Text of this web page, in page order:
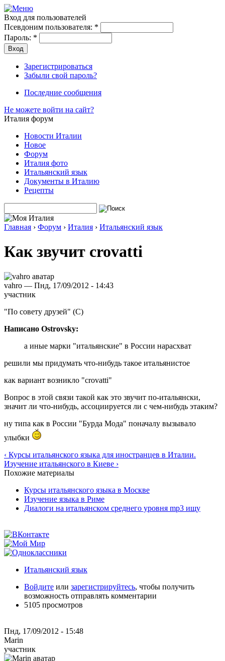
Вход для пользователей
Псевдоним пользователя: *
Пароль: *
Зарегистрироваться
Забыли свой пароль?
Последние сообщения
Не можете войти на сайт?
Италия форум
Новости Италии
Новое
Форум
Италия фото
Итальянский язык
Документы в Италию
Рецепты
Главная › Форум › Италия › Итальянский язык
Как звучит crovatti
vahro — Пнд, 17/09/2012 - 14:43
участник
"По совету друзей" (С)
Написано Ostrovsky:
а иные марки "итальянские" в России нарасхват
решили мы придумать что-нибудь такое итальянистое
как вариант возникло "crovatti"
Вопрос в этой связи такой как это звучит по-итальянски,
значит ли что-нибудь, ассоциируется ли с чем-нибудь этаким?
ну типа как в России "Бурда Мода" поначалу вызывало
улыбки
‹ Курсы итальянского языка для иностранцев в Италии.
Изучение итальянского в Киеве ›
Похожие материалы
Курсы итальянского языка в Москве
Изучение языка в Риме
Диалоги на итальянском среднего уровня mp3 ищу
Итальянский язык
Войдите или зарегистрируйтесь, чтобы получить
возможность отправлять комментарии
5105 просмотров
Пнд, 17/09/2012 - 15:48
Marin
участник